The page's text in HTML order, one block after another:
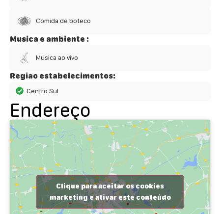
Comida de boteco
Musica e ambiente :
Música ao vivo
Regiao estabelecimentos:
Centro Sul
Endereço
Clique para aceitar os cookies
marketing e ativar este conteúdo